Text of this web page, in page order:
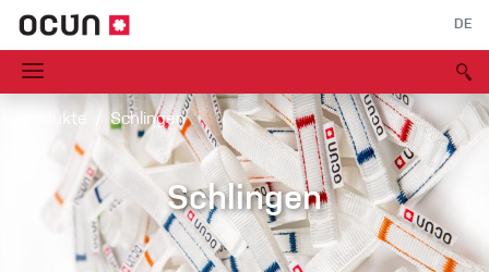
DE
Produkte Schlingen
Schlingen